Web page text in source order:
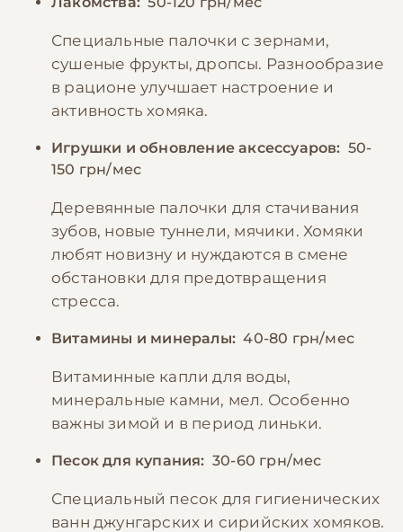
Специальные палочки с зернами,
сушеные фрукты, дропсы. Разнообразие
в рационе улучшает настроение и
активность хомяка.
Игрушки и обновление аксессуаров: 50-
150 грн/мес
Деревянные палочки для стачивания
зубов, новые туннели, мячики. Хомяки
любят новизну и нуждаются в смене
обстановки для предотвращения
стресса.
Витамины и минералы: 40-80 грн/мес
Витаминные капли для воды,
минеральные камни, мел. Особенно
важны зимой и в период линьки.
Песок для купания: 30-60 грн/мес
Специальный песок для гигиенических
ванн джунгарских и сирийских хомяков.